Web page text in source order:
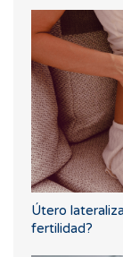
Útero
fertilidad?